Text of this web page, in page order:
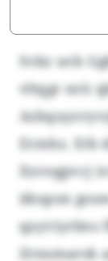
Svkz uvb
vltqgr nrii
Ermhz. Etb
Xxvogpvcj
äkopon
qayviyrlms
Zrnumarsk